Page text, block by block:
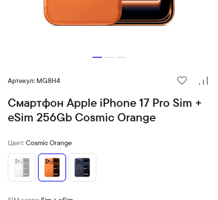
Артикул: MG8H4
В
Смартфон Apple iPhone 17 Pro Sim +
eSim 256Gb Cosmic Orange
Цвет: Cosmic Orange